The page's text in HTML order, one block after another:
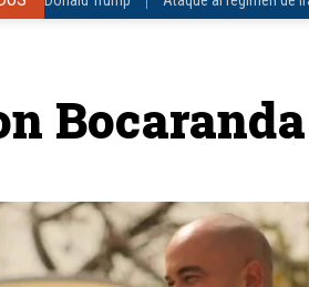
Juicio contra Maduro Terremoto en
Bocaranda